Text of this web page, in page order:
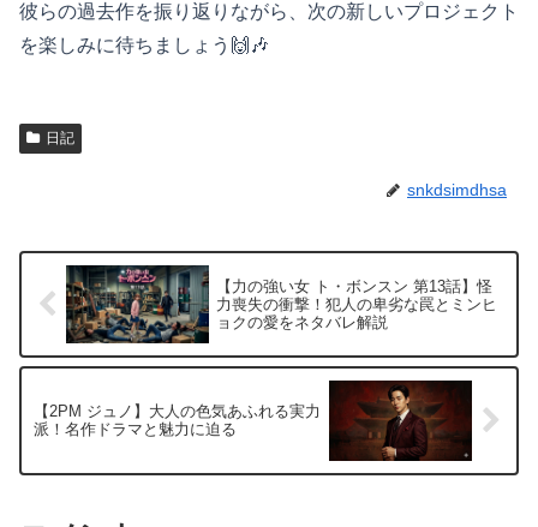
彼らの過去作を振り返りながら、次の新しいプロジェクト
を楽しみに待ちましょう🙌🎶
日記
snkdsimdhsa
【力の強い女 ト・ボンスン 第13話】怪
力喪失の衝撃！犯人の卑劣な罠とミンヒ
ョクの愛をネタバレ解説
【2PM ジュノ】大人の色気あふれる実力
派！名作ドラマと魅力に迫る